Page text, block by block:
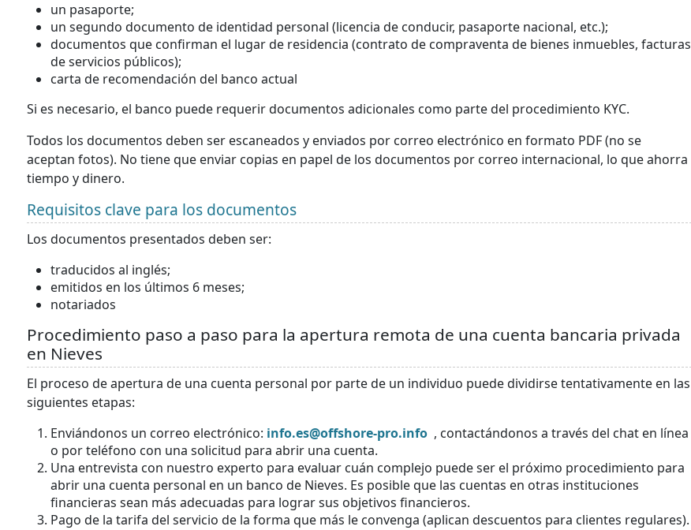
un pasaporte;
un segundo documento de identidad personal (licencia de conducir, pasaporte nacional, etc.);
documentos que confirman el lugar de residencia (contrato de compraventa de bienes inmuebles, facturas
de servicios públicos);
carta de recomendación del banco actual
Si es necesario, el banco puede requerir documentos adicionales como parte del procedimiento KYC.
Todos los documentos deben ser escaneados y enviados por correo electrónico en formato PDF (no se
aceptan fotos). No tiene que enviar copias en papel de los documentos por correo internacional, lo que ahorra
tiempo y dinero.
Requisitos clave para los documentos
Los documentos presentados deben ser:
traducidos al inglés;
emitidos en los últimos 6 meses;
notariados
Procedimiento paso a paso para la apertura remota de una cuenta bancaria privada
en Nieves
El proceso de apertura de una cuenta personal por parte de un individuo puede dividirse tentativamente en las
siguientes etapas:
Enviándonos un correo electrónico: info.es@offshore-pro.info , contactándonos a través del chat en línea
o por teléfono con una solicitud para abrir una cuenta.
Una entrevista con nuestro experto para evaluar cuán complejo puede ser el próximo procedimiento para
abrir una cuenta personal en un banco de Nieves. Es posible que las cuentas en otras instituciones
financieras sean más adecuadas para lograr sus objetivos financieros.
Pago de la tarifa del servicio de la forma que más le convenga (aplican descuentos para clientes regulares).